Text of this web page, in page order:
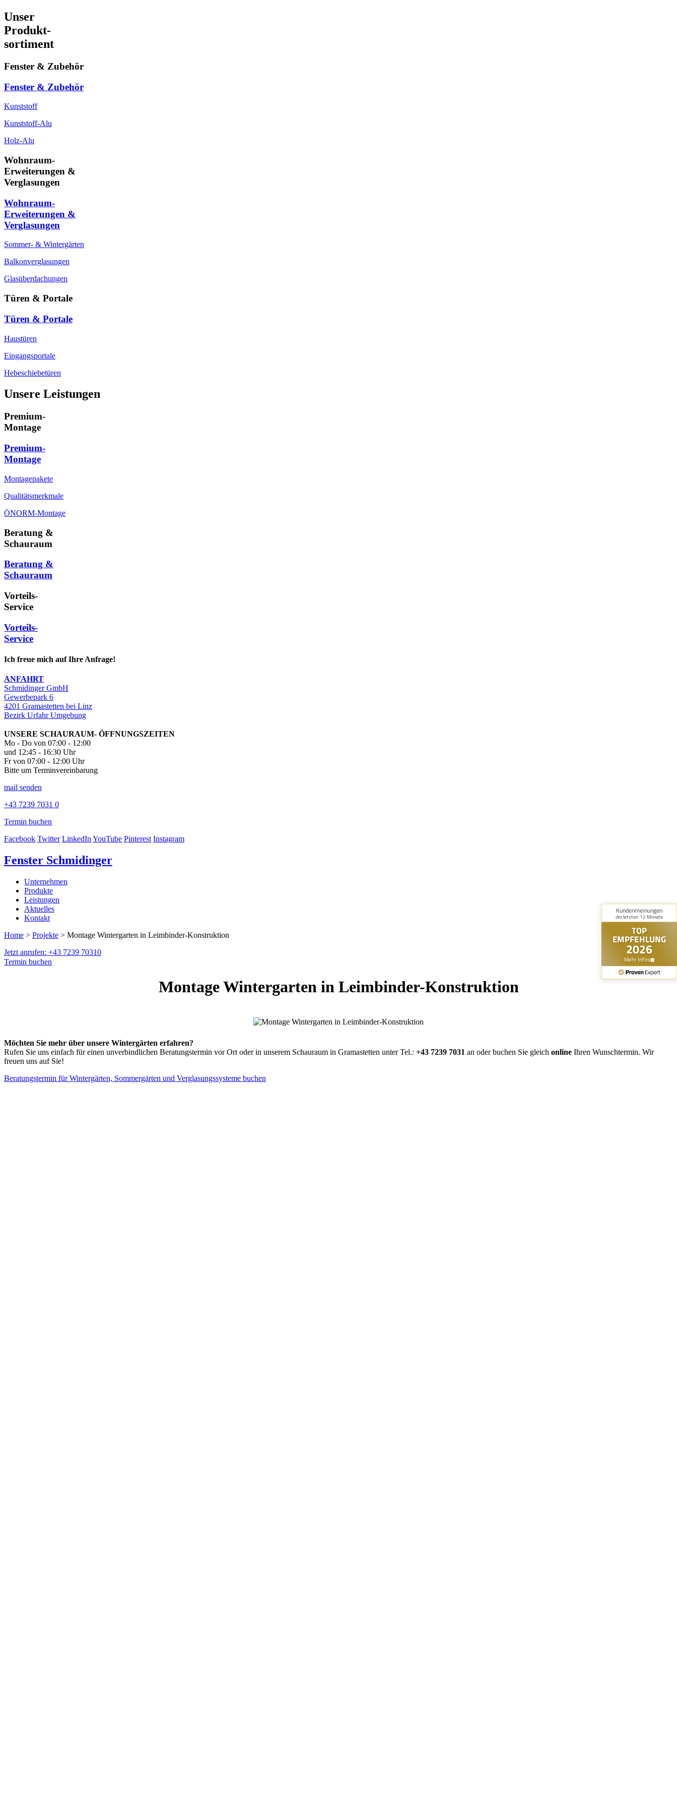
Unser
Produkt-
sortiment
Fenster & Zubehör
Fenster & Zubehör
Kunststoff
Kunststoff-Alu
Holz-Alu
Wohnraum-
Erweiterungen &
Verglasungen
Wohnraum-
Erweiterungen &
Verglasungen
Sommer- & Wintergärten
Balkonverglasungen
Glasüberdachungen
Türen & Portale
Türen & Portale
Haustüren
Eingangsportale
Hebeschiebetüren
Unsere Leistungen
Premium-
Montage
Premium-
Montage
Montagepakete
Qualitätsmerkmale
ÖNORM-Montage
Beratung &
Schauraum
Beratung &
Schauraum
Vorteils-
Service
Vorteils-
Service
Ich freue mich auf Ihre Anfrage!
ANFAHRT
Schmidinger GmbH
Gewerbepark 6
4201 Gramastetten bei Linz
Bezirk Urfahr Umgebung
UNSERE SCHAURAUM- ÖFFNUNGSZEITEN
Mo - Do von 07:00 - 12:00
und 12:45 - 16:30 Uhr
Fr von 07:00 - 12:00 Uhr
Bitte um Terminvereinbarung
mail senden
+43 7239 7031 0
Termin buchen
Facebook Twitter LinkedInYouTube Pinterest Instagram
Fenster Schmidinger
Unternehmen
Produkte
Leistungen
Aktuelles
Kontakt
Home > Projekte > Montage Wintergarten in Leimbinder-Konstruktion
Jetzt anrufen: +43 7239 70310
Termin buchen
Montage Wintergarten in Leimbinder-Konstruktion
Möchten Sie mehr über unsere Wintergärten erfahren?
Rufen Sie uns einfach für einen unverbindlichen Beratungstermin vor Ort oder in unserem Schauraum in Gramastetten unter Tel.: +43 7239 7031 an oder buchen Sie gleich online Ihren Wunschtermin. Wir
freuen uns auf Sie!
Beratungstermin für Wintergärten, Sommergärten und Verglasungssysteme buchen